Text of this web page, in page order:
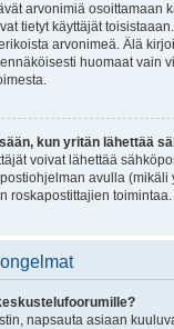
arvonimiä osoittamaan
tietyt käyttäjät
arvonimeä. Älä
huomaat vain
kun yritän lähettää
voivat lähettää
avulla (mikäli
roskapostittajien toimintaa.
napsauta asiaan